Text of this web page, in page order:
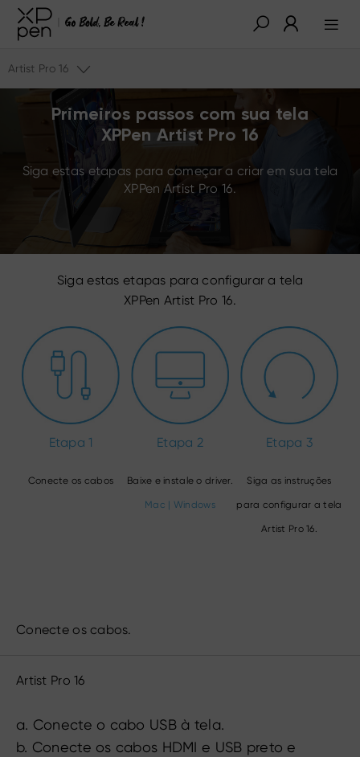
Artist Pro 16
Primeiros passos com sua tela
XPPen Artist Pro 16
Siga estas etapas para começar a criar em sua tela
XPPen Artist Pro 16.
Siga estas etapas para configurar a tela
XPPen Artist Pro 16.
Etapa 1
Conecte os cabos
Etapa 2
Baixe e instale o driver.
Mac Windows
Etapa 3
Siga as instruções
para configurar a tela
Artist Pro 16.
Conecte os cabos.
Artist Pro 16
a. Conecte o cabo USB à tela.
b. Conecte os cabos HDMI e USB preto e